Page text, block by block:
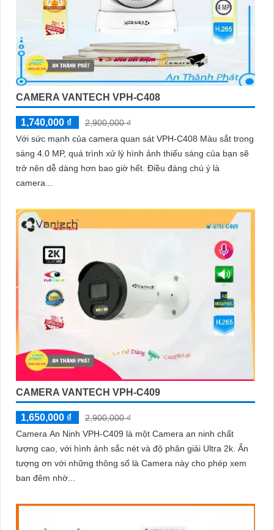
CAMERA VANTECH VPH-C408
1,740,000 ₫
2,900,000 ₫
Với sức mạnh của camera quan sát VPH-C408 Màu sắt trong
sáng 4.0 MP, quá trình xử lý hình ảnh thiếu sáng của bạn sẽ
trở nên dễ dàng hơn bao giờ hết. Điều đáng chú ý là
camera...
CAMERA VANTECH VPH-C409
1,650,000 ₫
2,900,000 ₫
Camera An Ninh VPH-C409 là một Camera an ninh chất
lượng cao, với hình ảnh sắc nét và độ phân giải Ultra 2k. Ấn
tượng ơn với những thông số là Camera này cho phép xem
ban đêm nhờ...